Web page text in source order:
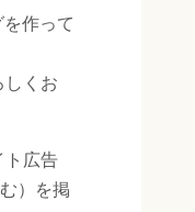
作って
しくお
ト広告
）を掲